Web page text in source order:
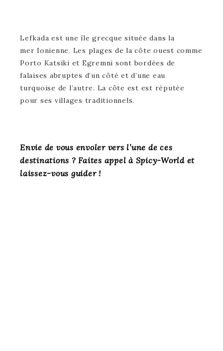
Lefkada est une île grecque située dans la
mer Ionienne. Les plages de la côte ouest comme
Porto Katsiki et Egremni sont bordées de
falaises abruptes d’un côté et d’une eau
turquoise de l’autre. La côte est est réputée
pour ses villages traditionnels.
Envie de vous envoler vers l’une de ces
destinations ? Faites appel à Spicy-World et
laissez-vous guider !